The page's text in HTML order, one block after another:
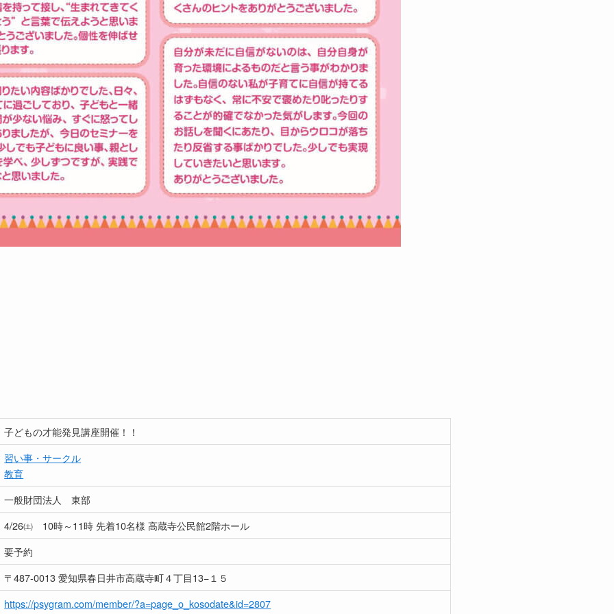
子どもの才能発見講座開催！！
習い事・サークル
教育
一般財団法人 東部
4/26㈯ 10時～11時 先着10名様 高蔵寺公民館2階ホール
要予約
〒487-0013 愛知県春日井市高蔵寺町４丁目13−１５
https://psygram.com/member/?a=page_o_kosodate&id=2807